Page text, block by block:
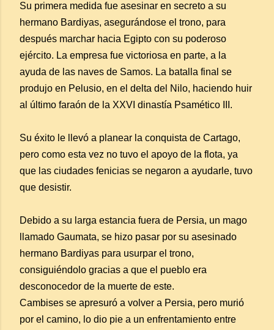
Su primera medida fue asesinar en secreto a su
hermano Bardiyas, asegurándose el trono, para
después marchar hacia Egipto con su poderoso
ejército. La empresa fue victoriosa en parte, a la
ayuda de las naves de Samos. La batalla final se
produjo en Pelusio, en el delta del Nilo, haciendo huir
al último faraón de la XXVI dinastía Psamético III.
Su éxito le llevó a planear la conquista de Cartago,
pero como esta vez no tuvo el apoyo de la flota, ya
que las ciudades fenicias se negaron a ayudarle, tuvo
que desistir.
Debido a su larga estancia fuera de Persia, un mago
llamado Gaumata, se hizo pasar por su asesinado
hermano Bardiyas para usurpar el trono,
consiguiéndolo gracias a que el pueblo era
desconocedor de la muerte de este.
Cambises se apresuró a volver a Persia, pero murió
por el camino, lo dio pie a un enfrentamiento entre